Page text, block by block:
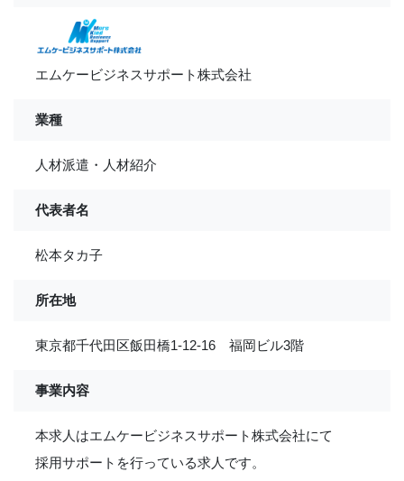
エムケービジネスサポート株式会社
業種
人材派遣・人材紹介
代表者名
松本タカ子
所在地
東京都千代田区飯田橋1-12-16 福岡ビル3階
事業内容
本求人はエムケービジネスサポート株式会社にて
採用サポートを行っている求人です。